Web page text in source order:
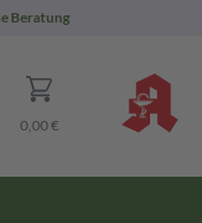
Beratung
0,00 €